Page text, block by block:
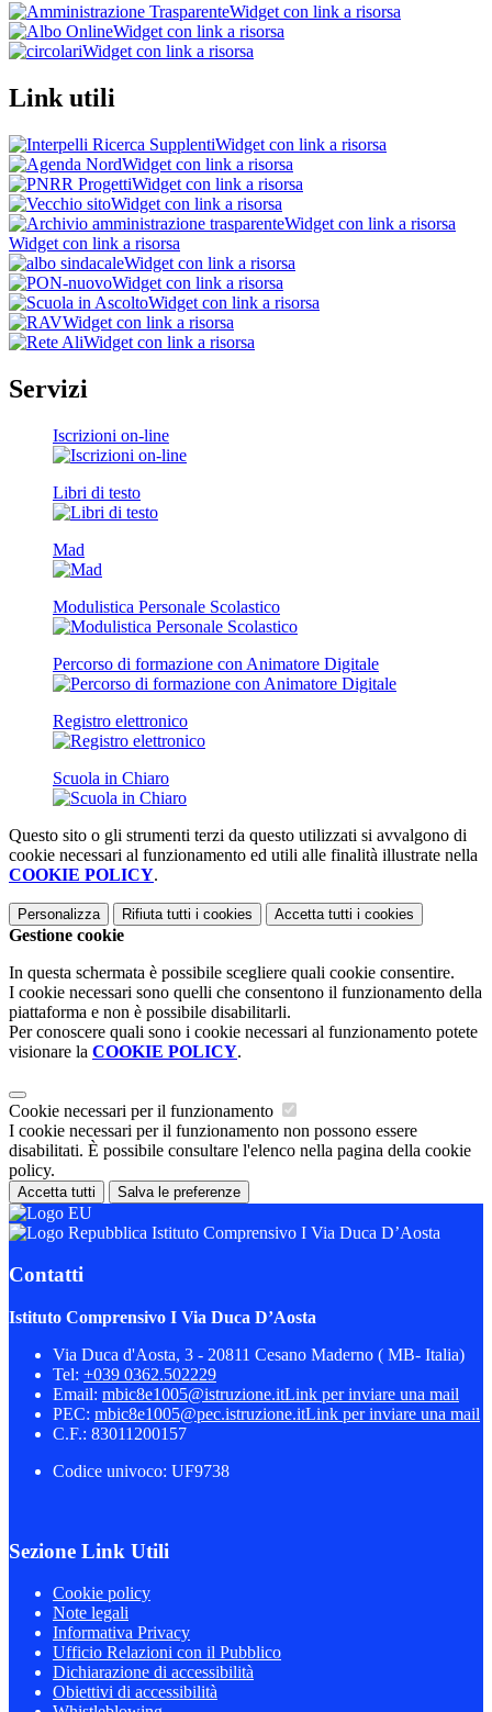
Widget con link a risorsa
Widget con link a risorsa
Widget con link a risorsa
Link utili
Widget con link a risorsa
Widget con link a risorsa
Widget con link a risorsa
Widget con link a risorsa
Widget con link a risorsa
Widget con link a risorsa
Widget con link a risorsa
Widget con link a risorsa
Widget con link a risorsa
Widget con link a risorsa
Widget con link a risorsa
Servizi
Iscrizioni on-line
Libri di testo
Mad
Modulistica Personale Scolastico
Percorso di formazione con Animatore Digitale
Registro elettronico
Scuola in Chiaro
Questo sito o gli strumenti terzi da questo utilizzati si avvalgono di
cookie necessari al funzionamento ed utili alle finalità illustrate nella
COOKIE POLICY.
Personalizza Rifiuta tutti i cookies Accetta tutti i cookies
Gestione cookie
In questa schermata è possibile scegliere quali cookie consentire.
I cookie necessari sono quelli che consentono il funzionamento della
piattaforma e non è possibile disabilitarli.
Per conoscere quali sono i cookie necessari al funzionamento potete
visionare la COOKIE POLICY.
Cookie necessari per il funzionamento
I cookie necessari per il funzionamento non possono essere
disabilitati. È possibile consultare l'elenco nella pagina della cookie
policy.
Accetta tutti Salva le preferenze
Istituto Comprensivo I Via Duca D’Aosta
Contatti
Istituto Comprensivo I Via Duca D’Aosta
Via Duca d'Aosta, 3 - 20811 Cesano Maderno ( MB- Italia)
Tel: +039 0362.502229
Email: mbic8e1005@istruzione.itLink per inviare una mail
PEC: mbic8e1005@pec.istruzione.itLink per inviare una mail
C.F.: 83011200157
Codice univoco: UF9738
Sezione Link Utili
Cookie policy
Note legali
Informativa Privacy
Ufficio Relazioni con il Pubblico
Dichiarazione di accessibilità
Obiettivi di accessibilità